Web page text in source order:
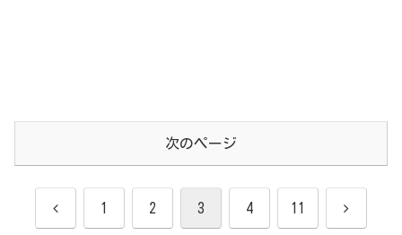
次のページ
前 1 2 3 4 11 次